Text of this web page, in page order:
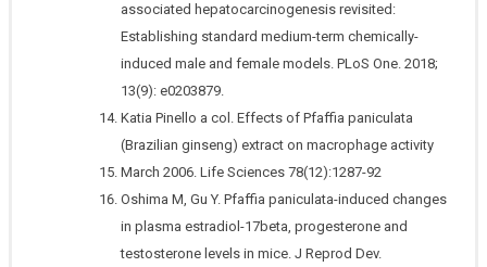
associated hepatocarcinogenesis revisited:
Establishing standard medium-term chemically-
induced male and female models. PLoS One. 2018;
13(9): e0203879.
Katia Pinello a col. Effects of Pfaffia paniculata
(Brazilian ginseng) extract on macrophage activity
March 2006. Life Sciences 78(12):1287-92
Oshima M, Gu Y. Pfaffia paniculata-induced changes
in plasma estradiol-17beta, progesterone and
testosterone levels in mice. J Reprod Dev.